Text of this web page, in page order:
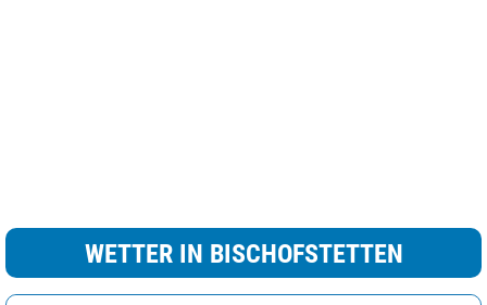
Sankt Pölten 26° stark bewölkt
Amstetten 26° sonnig 0%
WETTER IN BISCHOFSTETTEN